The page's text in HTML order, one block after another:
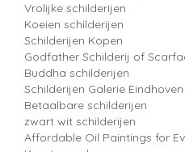
Vrolijke schilderijen
Koeien schilderijen
Schilderijen Kopen
Godfather Schilderij of
Buddha schilderijen
Schilderijen Galerie Eindhoven
Betaalbare schilderijen
zwart wit schilderijen
Affordable Oil Paintings for